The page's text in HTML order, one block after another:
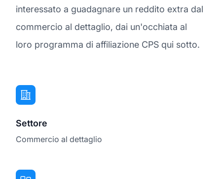
interessato a guadagnare un reddito extra dal
commercio al dettaglio, dai un'occhiata al
loro programma di affiliazione CPS qui sotto.
Settore
Commercio al dettaglio